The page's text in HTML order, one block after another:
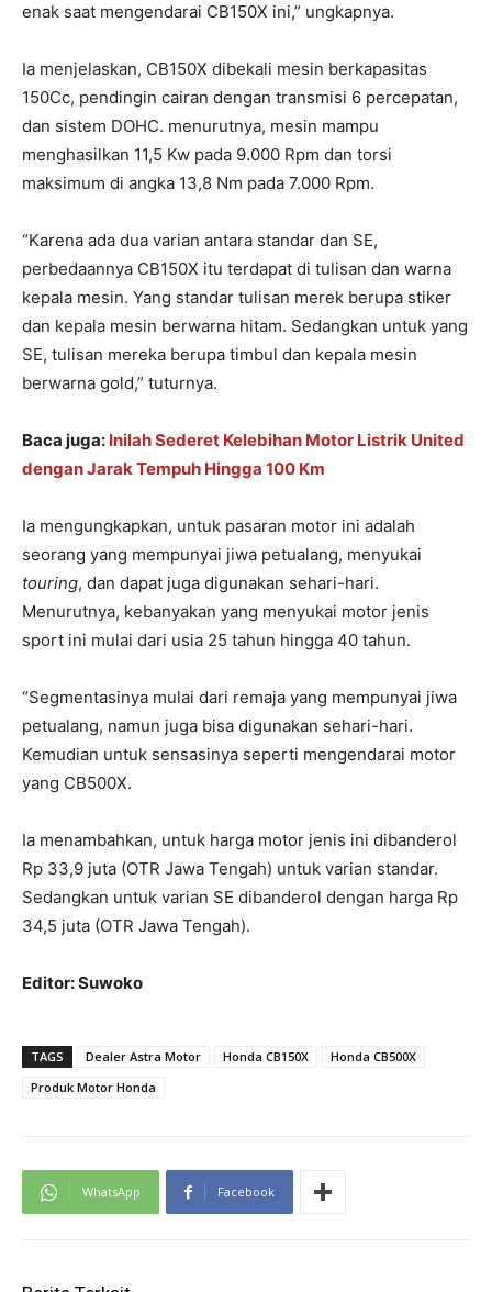
enak saat mengendarai CB150X ini,” ungkapnya.
Ia menjelaskan, CB150X dibekali mesin berkapasitas
150Cc, pendingin cairan dengan transmisi 6 percepatan,
dan sistem DOHC. menurutnya, mesin mampu
menghasilkan 11,5 Kw pada 9.000 Rpm dan torsi
maksimum di angka 13,8 Nm pada 7.000 Rpm.
“Karena ada dua varian antara standar dan SE,
perbedaannya CB150X itu terdapat di tulisan dan warna
kepala mesin. Yang standar tulisan merek berupa stiker
dan kepala mesin berwarna hitam. Sedangkan untuk yang
SE, tulisan mereka berupa timbul dan kepala mesin
berwarna gold,” tuturnya.
Baca juga: Inilah Sederet Kelebihan Motor Listrik United
dengan Jarak Tempuh Hingga 100 Km
Ia mengungkapkan, untuk pasaran motor ini adalah
seorang yang mempunyai jiwa petualang, menyukai
touring, dan dapat juga digunakan sehari-hari.
Menurutnya, kebanyakan yang menyukai motor jenis
sport ini mulai dari usia 25 tahun hingga 40 tahun.
“Segmentasinya mulai dari remaja yang mempunyai jiwa
petualang, namun juga bisa digunakan sehari-hari.
Kemudian untuk sensasinya seperti mengendarai motor
yang CB500X.
Ia menambahkan, untuk harga motor jenis ini dibanderol
Rp 33,9 juta (OTR Jawa Tengah) untuk varian standar.
Sedangkan untuk varian SE dibanderol dengan harga Rp
34,5 juta (OTR Jawa Tengah).
Editor: Suwoko
TAGS Dealer Astra Motor Honda CB150X
Honda CB500X
Produk Motor Honda
WhatsApp Facebook